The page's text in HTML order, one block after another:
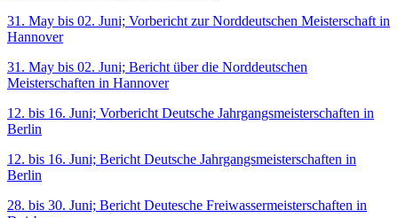
31. May bis 02. Juni; Vorbericht zur Norddeutschen Meisterschaft in
Hannover
31. May bis 02. Juni; Bericht über die Norddeutschen
Meisterschaften in Hannover
12. bis 16. Juni; Vorbericht Deutsche Jahrgangsmeisterschaften in
Berlin
12. bis 16. Juni; Bericht Deutsche Jahrgangsmeisterschaften in
Berlin
28. bis 30. Juni; Bericht Deutesche Freiwassermeisterschaften in